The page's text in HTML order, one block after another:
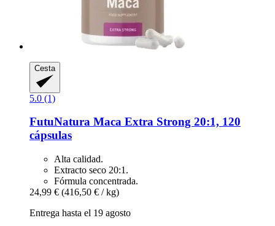
Cesta
5.0 (1)
FutuNatura Maca Extra Strong 20:1, 120
cápsulas
Alta calidad.
Extracto seco 20:1.
Fórmula concentrada.
24,99 € (416,50 € / kg)
Entrega hasta el 19 agosto